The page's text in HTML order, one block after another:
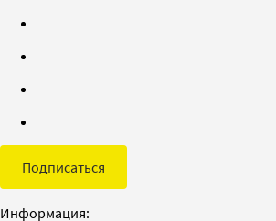
Подписаться
Информация: